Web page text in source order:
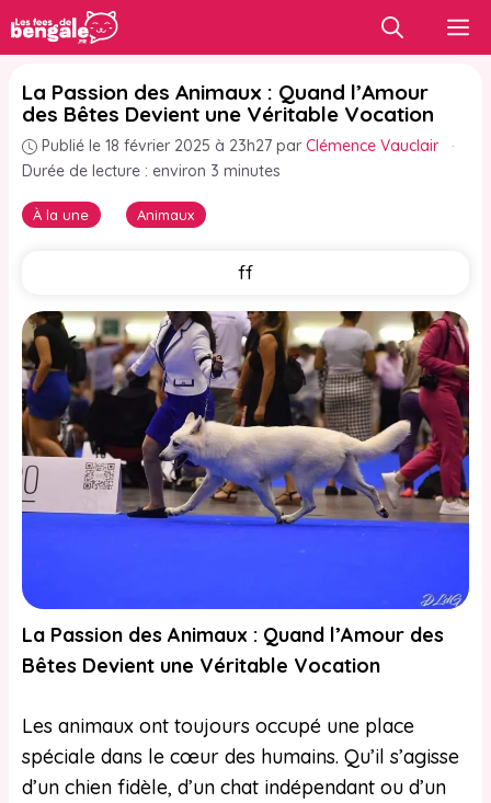
Aller
au
À la une Animaux
La Passion des Animaux : Quand l’Amour
des Bêtes Devient une Véritable Vocation
Publié le 18 février 2025 à 23h27 par Clémence Vauclair
·
Durée de lecture : environ 3 minutes
ff
La Passion des Animaux : Quand l’Amour des
Bêtes Devient une Véritable Vocation
Les animaux ont toujours occupé une place
spéciale dans le cœur des humains. Qu’il s’agisse
d’un chien fidèle, d’un chat indépendant ou d’un